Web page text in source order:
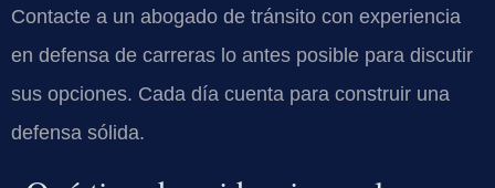
Contacte a un abogado de tránsito con experiencia
en defensa de carreras lo antes posible para discutir
sus opciones. Cada día cuenta para construir una
defensa sólida.